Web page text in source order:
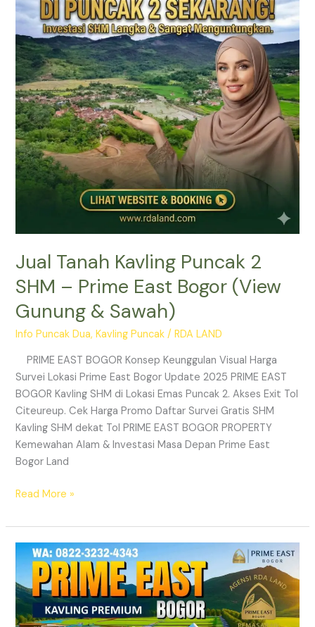
Jual Tanah Kavling Puncak 2
SHM – Prime East Bogor (View
Gunung & Sawah)
Info Puncak Dua,Kavling Puncak /RDA LAND
PRIME EAST BOGOR Konsep Keunggulan Visual Harga
Survei Lokasi Prime East Bogor Update 2025 PRIME EAST
BOGOR Kavling SHM di Lokasi Emas Puncak 2. Akses Exit Tol
Citeureup. Cek Harga Promo Daftar Survei Gratis SHM
Kavling SHM dekat Tol PRIME EAST BOGOR PROPERTY
Kemewahan Alam & Investasi Masa Depan Prime East
Bogor Land
Puncak
SHM
–
Prime
East
Bogor
(View
Gunung
&
Sawah)
Read More »
Prime
East
Bogor
|
Kavling